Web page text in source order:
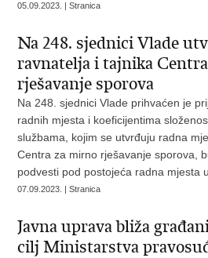
05.09.2023. | Stranica
Na 248. sjednici Vlade
ravnatelja i tajnika
rješavanje sporova
Na 248. sjednici Vlade prihvaćen je
radnih mjesta i koeficijentima
službama, kojim se utvrđuju radna
Centra za mirno rješavanje sporova,
podvesti pod postojeća radna mjesta
07.09.2023. | Stranica
Javna uprava bliža
cilj Ministarstva